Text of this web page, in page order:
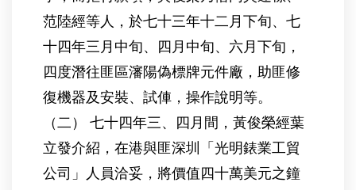
范陸經等人，於七十三年十二月下旬、七
十四年三月中旬、四月中旬、六月下旬，
四度潛往匪區瀋陽偽標牌元件廠，助匪修
復機器及安裝、試俥，操作說明等。
（二） 七十四年三、四月間，黃俊榮經葉
立發介紹，在港與匪深圳「光明錶業工貿
公司」人員洽妥，將價值四十萬美元之鐘